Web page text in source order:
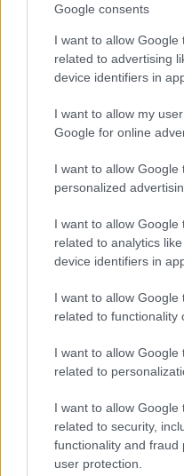
Google consents
I want to allow Google
related to advertising
device identifiers in
I want to allow my
Google for online
I want to allow Google
personalized
I want to allow Google
related to analytics
device identifiers in
I want to allow Google
related to functionality
I want to allow Google
related to
I want to allow Google
related to security,
functionality and
user protection.
Σε παλιότερη
είχε μιλήσει για
αλλαγές στην
τον γάμο της. «Η
τα πάνω και τα
υπηρετήσω ως
η πρόταση γάμου
τρεις μήνες